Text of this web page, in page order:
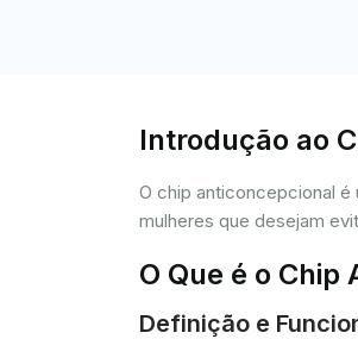
Introdução ao
O chip anticoncepcional
mulheres que desejam
O Que é o
Definição e